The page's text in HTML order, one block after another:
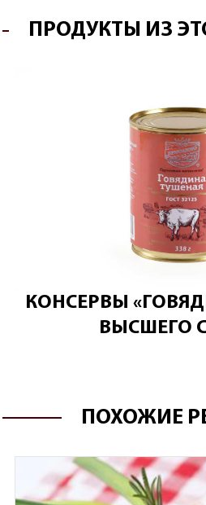
ПРОДУКТЫ ИЗ
КОНСЕРВЫ
ВЫСШЕГО
ПОХОЖИЕ